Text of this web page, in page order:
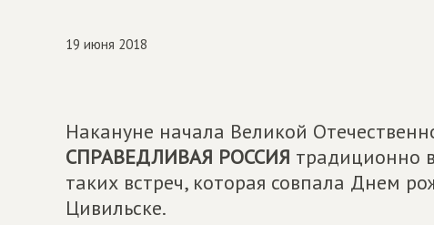
19 июня 2018
Накануне начала Великой
СПРАВЕДЛИВАЯ РОССИЯ традиционно
таких встреч, которая совпала Днем
Цивильске.